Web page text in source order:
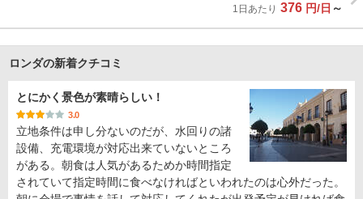
1日あたり 376 円/日 ～
ロンダの新着クチコミ
とにかく景色が素晴らしい！
3.0
立地条件は申し分ないのだが、水回りの諸
設備、充電環境が対応出来ていないところ
がある。朝食は人気があるためか時間指定
されていて指定時間に食べなければといわれたのは心外だった。